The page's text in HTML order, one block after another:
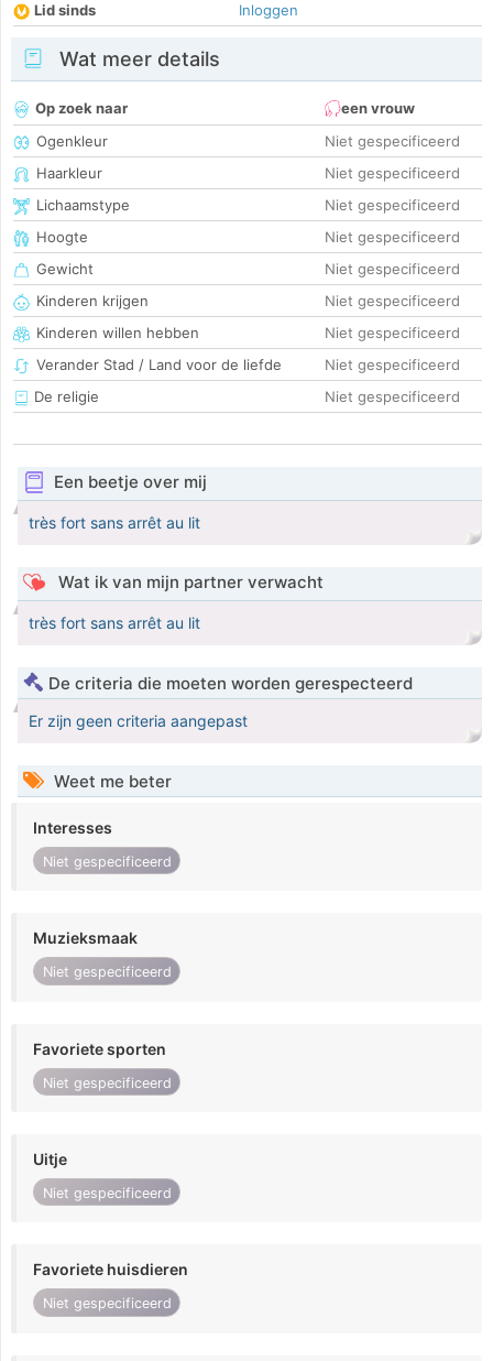
Lid sinds
Inloggen
Wat meer details
Op zoek naar
een vrouw
Ogenkleur
Niet gespecificeerd
Haarkleur
Niet gespecificeerd
Lichaamstype
Niet gespecificeerd
Hoogte
Niet gespecificeerd
Gewicht
Niet gespecificeerd
Kinderen krijgen
Niet gespecificeerd
Kinderen willen hebben
Niet gespecificeerd
Verander Stad / Land voor de liefde
Niet gespecificeerd
De religie
Niet gespecificeerd
Een beetje over mij
très fort sans arrêt au lit
Wat ik van mijn partner verwacht
très fort sans arrêt au lit
De criteria die moeten worden gerespecteerd
Er zijn geen criteria aangepast
Weet me beter
Interesses
Niet gespecificeerd
Muzieksmaak
Niet gespecificeerd
Favoriete sporten
Niet gespecificeerd
Uitje
Niet gespecificeerd
Favoriete huisdieren
Niet gespecificeerd